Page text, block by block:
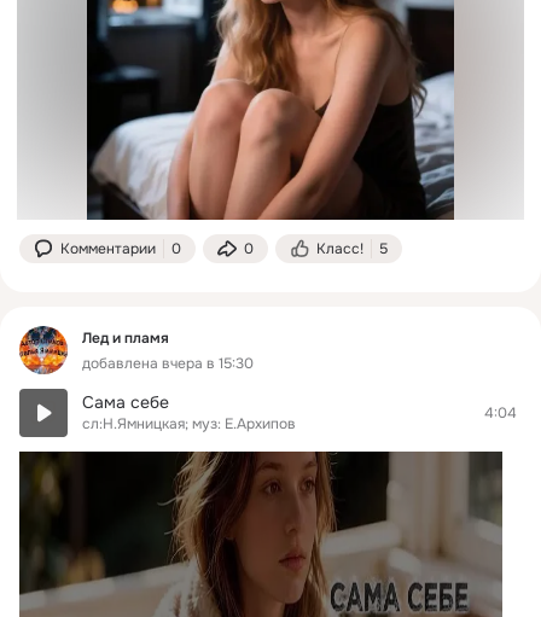
Комментарии 0 0 Класс! 5
Лед и пламя
добавлена вчера в 15:30
Сама себе
сл:Н.Ямницкая; муз: Е.Архипов
4:04